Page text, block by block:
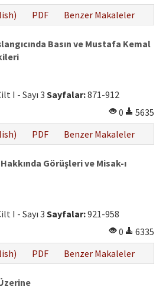
PDF Benzer Makaleler
Basın ve Mustafa Kemal
I - Sayı 3 Sayfalar:871-912
0
5635
PDF Benzer Makaleler
Görüşleri ve Misak-ı
I - Sayı 3 Sayfalar:921-958
0
6335
PDF Benzer Makaleler